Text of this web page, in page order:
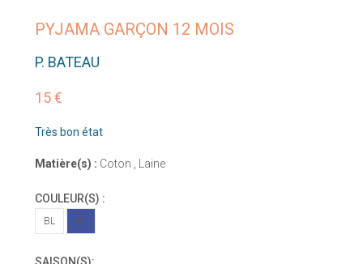
PYJAMA GARÇON 12 MOIS
P. BATEAU
15 €
Très bon état
Matière(s) : Coton , Laine
COULEUR(S) :
BL BL